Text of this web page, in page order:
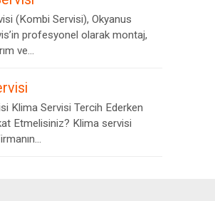
(Kombi Servisi), Okyanus
profesyonel olarak montaj,
ve...
Klima Servisi Tercih Ederken
Etmelisiniz? Klima servisi